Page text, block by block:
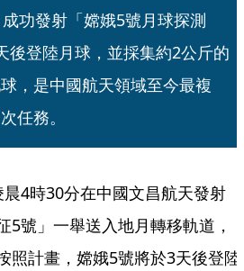
功發射「嫦娥5號月球探測
後登陸月球，並採集約2公斤的
，是中國航天領域至今最複
任務。
晨4時30分在中國文昌航天發射
5號」一舉送入地月轉移軌道，
照計畫，嫦娥5號將於3天後登陸